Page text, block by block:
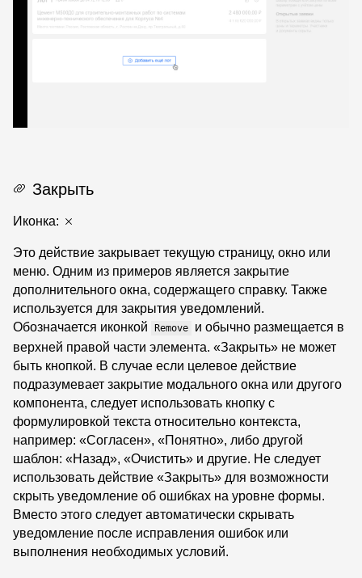
Закрыть
Иконка:
Это действие закрывает текущую страницу, окно или
меню. Одним из примеров является закрытие
дополнительного окна, содержащего справку. Также
используется для закрытия уведомлений.
Обозначается иконкой
Remove
и обычно размещается в
верхней правой части элемента. «Закрыть» не может
быть кнопкой. В случае если целевое действие
подразумевает закрытие модального окна или другого
компонента, следует использовать кнопку с
формулировкой текста относительно контекста,
например: «Согласен», «Понятно», либо другой
шаблон: «Назад», «Очистить» и другие. Не следует
использовать действие «Закрыть» для возможности
скрыть уведомление об ошибках на уровне формы.
Вместо этого следует автоматически скрывать
уведомление после исправления ошибок или
выполнения необходимых условий.